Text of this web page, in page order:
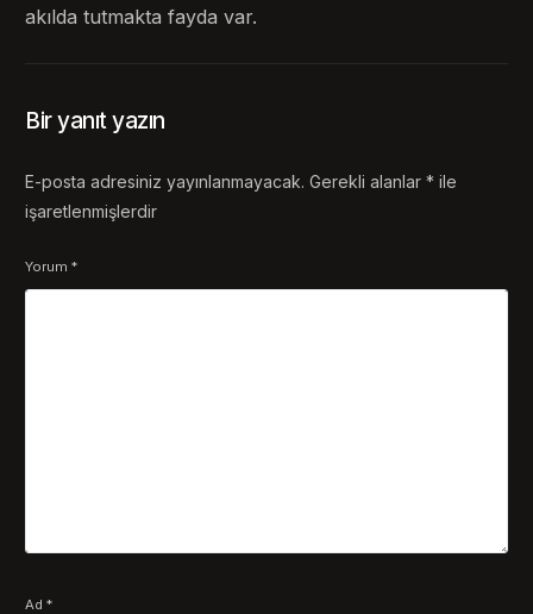
akılda tutmakta fayda var.
Bir yanıt yazın
E-posta adresiniz yayınlanmayacak. Gerekli alanlar* ile
işaretlenmişlerdir
Yorum*
Ad*